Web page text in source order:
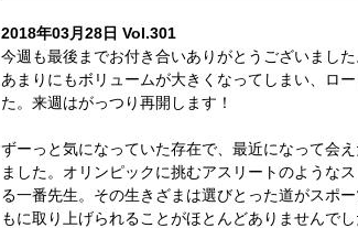
2018年03月28日 Vol.301
今週も最後までお付き合いありがとうございまし
あまりにもボリュームが大きくなってしまい、ロ
た。来週はがっつり再開します！
ずーっと気になっていた存在で、最近になって会
ました。オリンピックに挑むアスリートのような
る一番先生。その生きざまは選びとった道がスポ
もに取り上げられることがほとんどありませんで